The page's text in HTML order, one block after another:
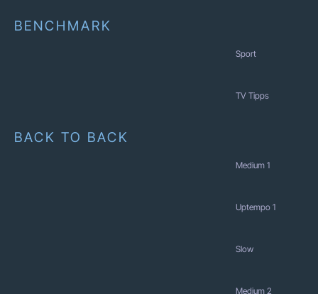
BENCHMARK
Sport
TV Tipps
BACK TO BACK
Medium 1
Uptempo 1
Slow
Medium 2